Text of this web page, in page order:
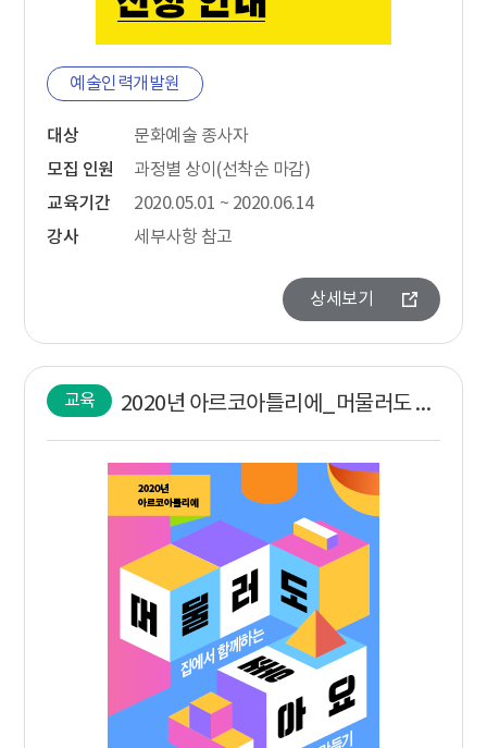
예술인력개발원
대상
문화예술 종사자
모집 인원
과정별 상이(선착순 마감)
교육기간
2020.05.01 ~ 2020.06.14
강사
세부사항 참고
상세보기
교육 2020년 아르코아틀리에_머물러도 좋아요 1차